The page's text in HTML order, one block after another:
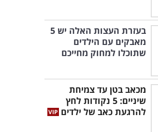
בעזרת העצות האלה יש 5
מאבקים עם הילדים
שתוכלו למחוק מחייכם
מכאב בטן עד צמיחת
שיניים: 5 נקודות לחץ
להרגעת כאב של ילדים